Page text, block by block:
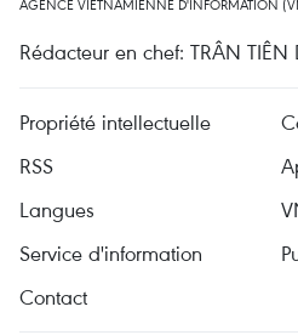
AGENCE VIETNAMIENNE D'INFORMATION
Rédacteur en chef: TRÂN TIÊN
Propriété intellectuelle
RSS
Langues
Service d'information
Contact